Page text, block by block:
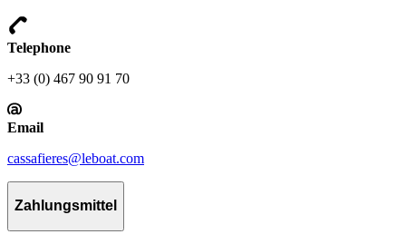
Telephone
+33 (0) 467 90 91 70
Email
cassafieres@leboat.com
Zahlungsmittel